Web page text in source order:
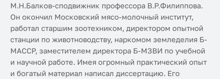
М.Н.Балков-сподвижник профессора В.Р.Филиппова.
Он окончил Московский мясо-молочный институт,
работал старшим зоотехником, директором опытной
станции по животноводству, наркомом земледелия Б-
МАССР, заместителем директора Б-МЗВИ по учебной
и научной работе. Имея огромный практический опыт
и богатый материал написал диссертацию. Его